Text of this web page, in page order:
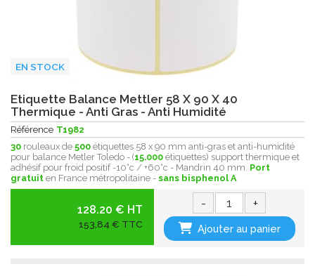
EN STOCK
Etiquette Balance Mettler 58 X 90 X 40
Thermique - Anti Gras - Anti Humidité
Référence T1982
30 rouleaux de 500 étiquettes 58 x 90 mm anti-gras et anti-humidité
pour balance Metler Toledo - (15.000 étiquettes) support thermique et
adhésif pour froid positif -10°c / +60°c - Mandrin 40 mm. Port
gratuit en France métropolitaine - sans bisphenol A
128.20 € HT
153,84 € TTC
- +
Ajouter au panier